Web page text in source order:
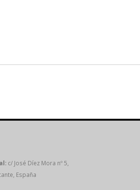
c/ José Díez Mora nº 5,
España